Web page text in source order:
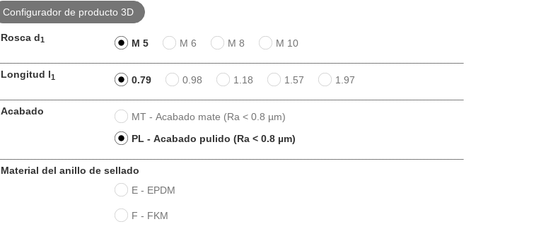
Configurador de producto 3D
Rosca d1 M 5 M 6 M 8 M 10
Longitud l1 0.79 0.98 1.18 1.57 1.97
Acabado
MT - Acabado mate (Ra < 0.8 µm)
PL - Acabado pulido (Ra < 0.8 µm)
Material del anillo de sellado
E - EPDM
F - FKM